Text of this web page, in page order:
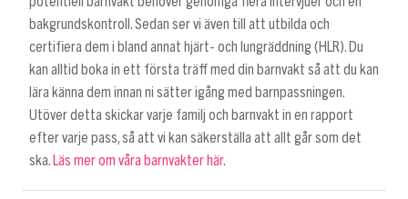
bakgrundskontroll. Sedan ser vi även till att utbilda och
certifiera dem i bland annat hjärt- och lungräddning (HLR). Du
kan alltid boka in ett första träff med din barnvakt så att du kan
lära känna dem innan ni sätter igång med barnpassningen.
Utöver detta skickar varje familj och barnvakt in en rapport
efter varje pass, så att vi kan säkerställa att allt går som det
ska. Läs mer om våra barnvakter här.